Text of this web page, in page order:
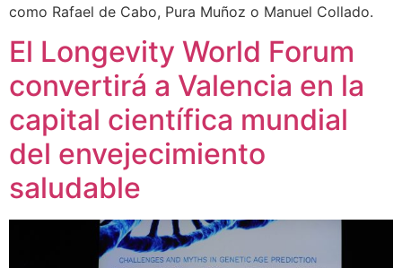
como Rafael de Cabo, Pura Muñoz o Manuel Collado.
El Longevity World Forum
convertirá a Valencia en la
capital científica mundial
del envejecimiento
saludable